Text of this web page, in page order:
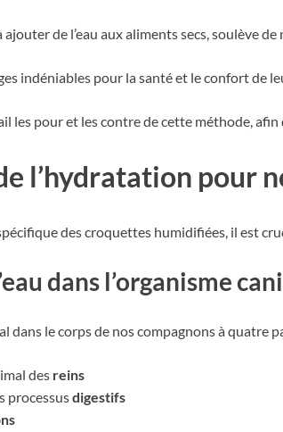
de l’eau aux aliments secs, soulève
indéniables pour la santé et le confort de
les pour et les contre de cette méthode,
l’hydratation pour
des croquettes humidifiées, il est
dans l’organisme
dans le corps de nos compagnons à
des reins
processusdigestifs